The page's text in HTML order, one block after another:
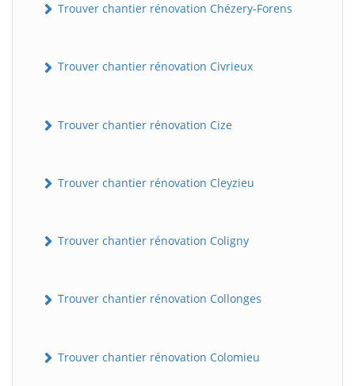
Trouver chantier rénovation Chézery-Forens
Trouver chantier rénovation Civrieux
Trouver chantier rénovation Cize
Trouver chantier rénovation Cleyzieu
Trouver chantier rénovation Coligny
Trouver chantier rénovation Collonges
Trouver chantier rénovation Colomieu